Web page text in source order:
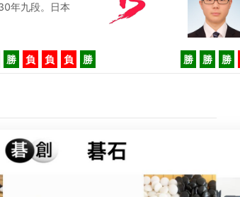
年九段。日本
勝 負 負 負 勝 勝 勝 勝